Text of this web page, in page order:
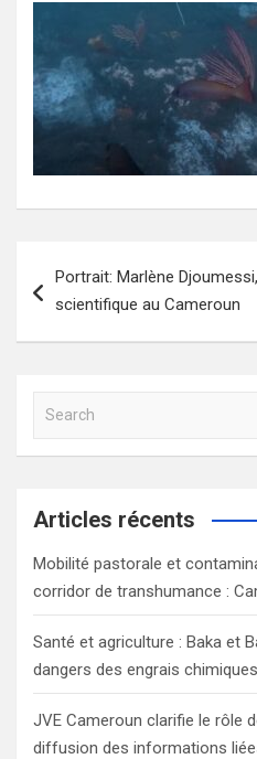
de
Portrait: Marlène
scientifique au Cameroun
a
c
Articles récents
Mobilité pastorale et
corridor de transhumance :
Santé et agriculture : Baka et
dangers des engrais chimiques
JVE Cameroun clarifie le rôle
diffusion des informations